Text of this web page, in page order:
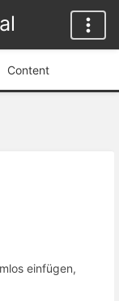
Content
einfügen,